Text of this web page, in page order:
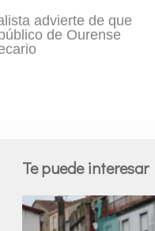
advierte de que
de Ourense
Te puede interesar